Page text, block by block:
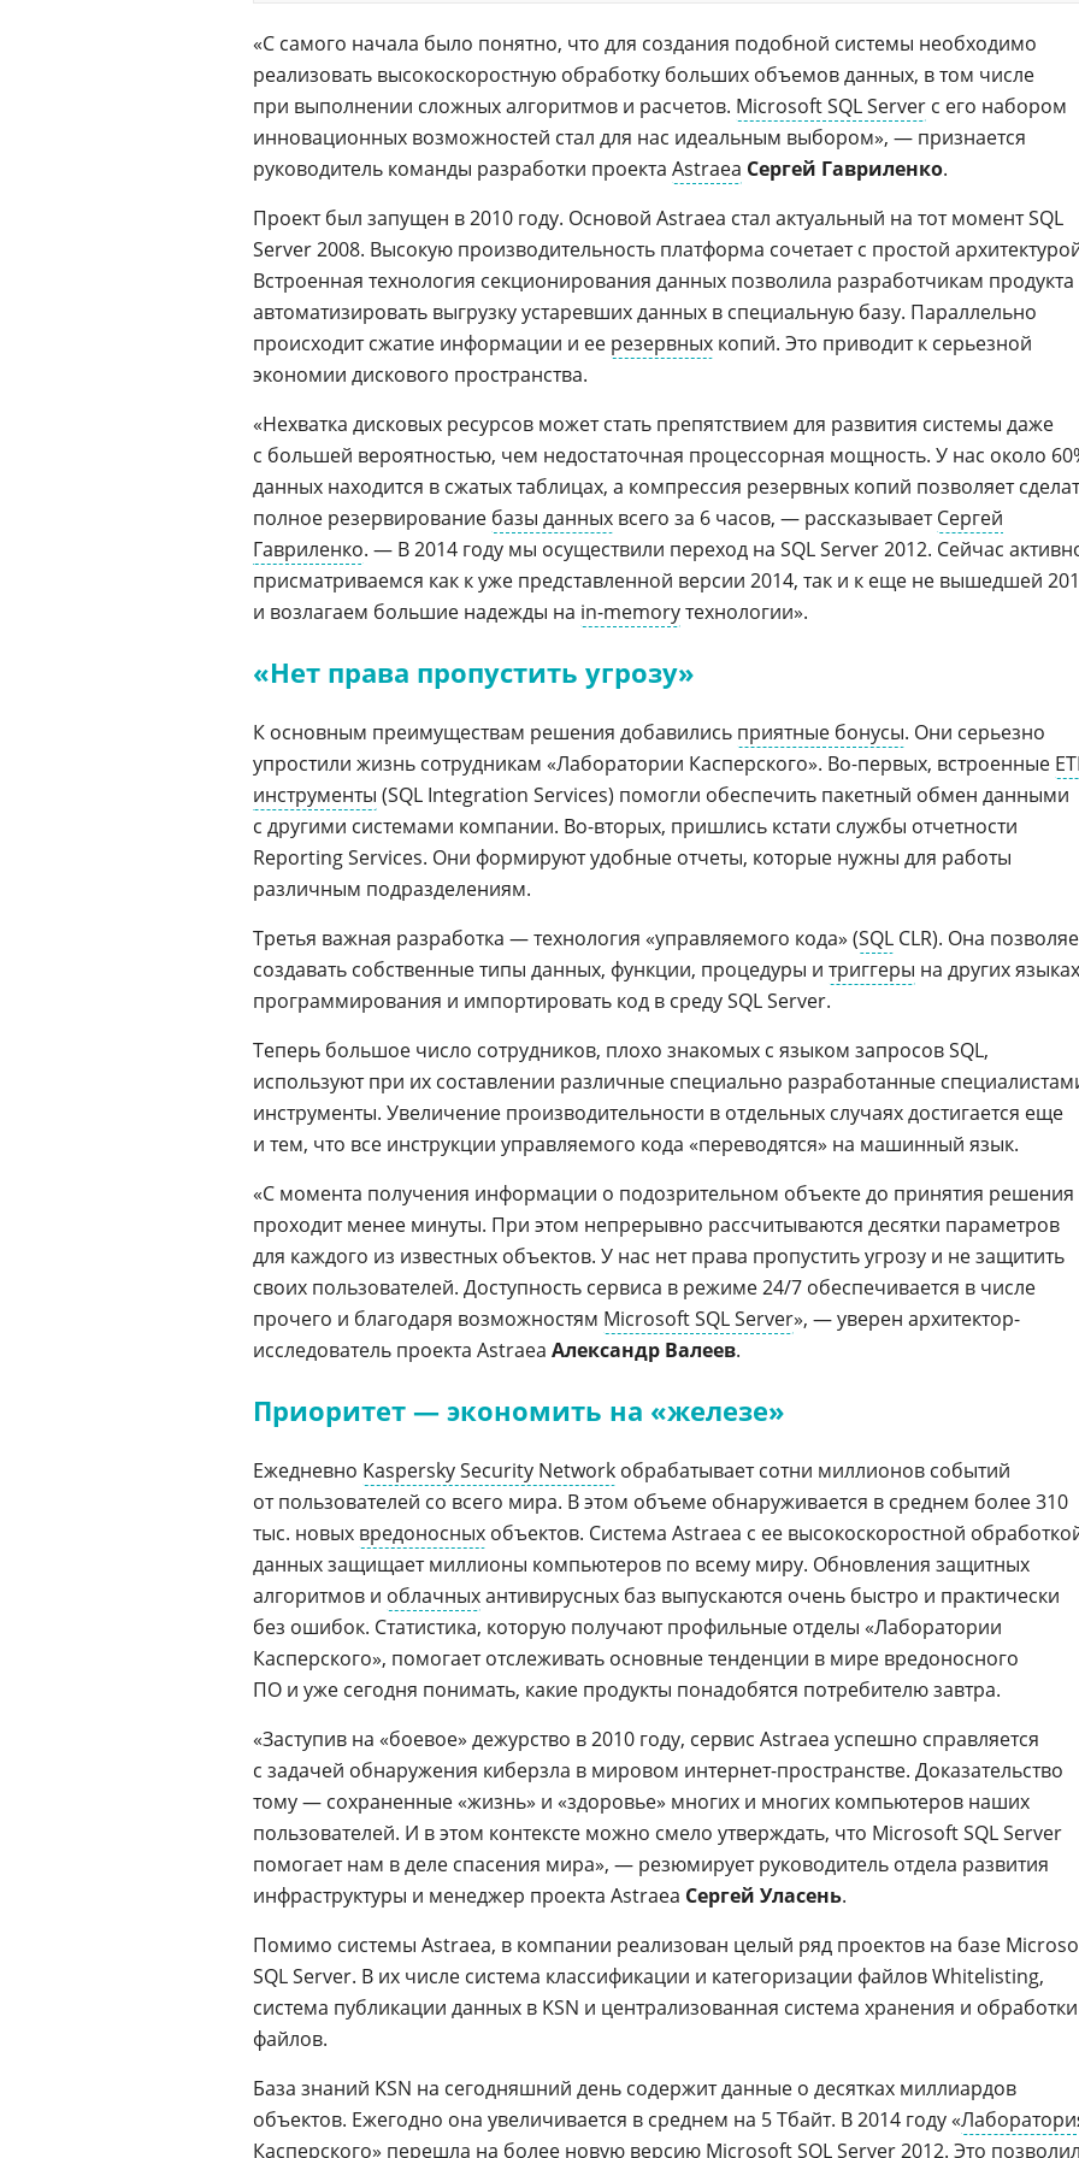
«С самого начала было понятно, что для создания подобной системы необходимо
реализовать высокоскоростную обработку больших объемов данных, в том числе
при выполнении сложных алгоритмов и расчетов. Microsoft SQL Server с его набором
инновационных возможностей стал для нас идеальным выбором», — признается
руководитель команды разработки проекта Astraea Сергей Гавриленко.
Проект был запущен в 2010 году. Основой Astraea стал актуальный на тот момент SQL
Server 2008. Высокую производительность платформа сочетает с простой
Встроенная технология секционирования данных позволила разработчикам продукта
автоматизировать выгрузку устаревших данных в специальную базу. Параллельно
происходит сжатие информации и ее резервных копий. Это приводит к серьезной
экономии дискового пространства.
«Нехватка дисковых ресурсов может стать препятствием для развития системы даже
с большей вероятностью, чем недостаточная процессорная мощность. У нас около
данных находится в сжатых таблицах, а компрессия резервных копий позволяет
полное резервирование базы данных всего за 6 часов, — рассказываетСергей
Гавриленко. — В 2014 году мы осуществили переход на SQL Server 2012. Сейчас
присматриваемся как к уже представленной версии 2014, так и к еще не вышедшей
и возлагаем большие надежды на in-memoryтехнологии».
«Нет права пропустить угрозу»
К основным преимуществам решения добавились приятные бонусы. Они серьезно
упростили жизнь сотрудникам «Лаборатории Касперского». Во-первых, встроенные
инструменты (SQL Integration Services) помогли обеспечить пакетный обмен данными
с другими системами компании. Во-вторых, пришлись кстати службы отчетности
Reporting Services. Они формируют удобные отчеты, которые нужны для работы
различным подразделениям.
Третья важная разработка — технология «управляемого кода» (SQL CLR). Она
создавать собственные типы данных, функции, процедуры и триггеры на других языках
программирования и импортировать код в среду SQL Server.
Теперь большое число сотрудников, плохо знакомых с языком запросов SQL,
используют при их составлении различные специально разработанные
инструменты. Увеличение производительности в отдельных случаях достигается еще
и тем, что все инструкции управляемого кода «переводятся» на машинный язык.
«С момента получения информации о подозрительном объекте до принятия решения
проходит менее минуты. При этом непрерывно рассчитываются десятки параметров
для каждого из известных объектов. У нас нет права пропустить угрозу и не защитить
своих пользователей. Доступность сервиса в режиме 24/7 обеспечивается в числе
прочего и благодаря возможностям Microsoft SQL Server», — уверен архитектор-
исследователь проекта Astraea Александр Валеев.
Приоритет — экономить на «железе»
Ежедневно Kaspersky Security Network обрабатывает сотни миллионов событий
от пользователей со всего мира. В этом объеме обнаруживается в среднем более 310
тыс. новых вредоносных объектов. Система Astraea с ее высокоскоростной
данных защищает миллионы компьютеров по всему миру. Обновления защитных
алгоритмов и облачныхантивирусных баз выпускаются очень быстро и практически
без ошибок. Статистика, которую получают профильные отделы «Лаборатории
Касперского», помогает отслеживать основные тенденции в мире вредоносного
ПО и уже сегодня понимать, какие продукты понадобятся потребителю завтра.
«Заступив на «боевое» дежурство в 2010 году, сервис Astraea успешно справляется
с задачей обнаружения киберзла в мировом интернет-пространстве. Доказательство
тому — сохраненные «жизнь» и «здоровье» многих и многих компьютеров наших
пользователей. И в этом контексте можно смело утверждать, что Microsoft SQL Server
помогает нам в деле спасения мира», — резюмирует руководитель отдела развития
инфраструктуры и менеджер проекта Astraea Сергей Уласень.
Помимо системы Astraea, в компании реализован целый ряд проектов на базе
SQL Server. В их числе система классификации и категоризации файлов Whitelisting,
система публикации данных в KSN и централизованная система хранения и обработки
файлов.
База знаний KSN на сегодняшний день содержит данные о десятках миллиардов
объектов. Ежегодно она увеличивается в среднем на 5 Тбайт. В 2014 году «
Касперского» перешла на более новую версию Microsoft SQL Server 2012. Это